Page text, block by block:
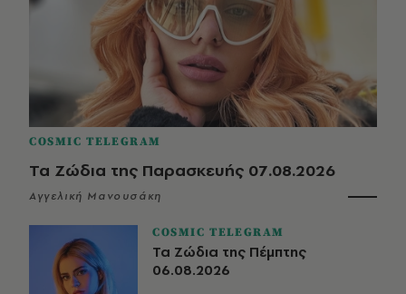
COSMIC TELEGRAM
Τα Ζώδια της Παρασκευής 07.08.2026
Αγγελική Μανουσάκη
COSMIC TELEGRAM
Τα Ζώδια της Πέμπτης
06.08.2026